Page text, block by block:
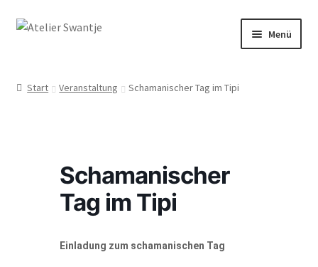
Zur
Zum
Menü
Mein Konto
Räuchern & Trommeln
Start Veranstaltung Schamanischer Tag im Tipi
Schamanischer
Tag im Tipi
Einladung zum schamanischen Tag